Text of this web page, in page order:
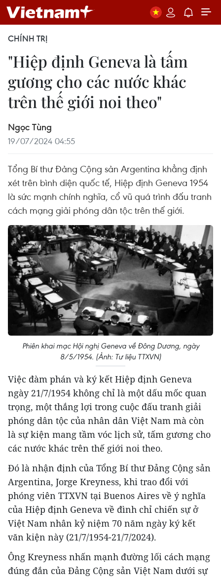
CHÍNH TRỊ
"Hiệp định Geneva là tấm
gương cho các nước khác
trên thế giới noi theo"
Ngọc Tùng
19/07/2024 04:55
Tổng Bí thư Đảng Cộng sản Argentina khẳng định
xét trên bình diện quốc tế, Hiệp định Geneva 1954
là sức mạnh chính nghĩa, cổ vũ quá trình đấu tranh
cách mạng giải phóng dân tộc trên thế giới.
Phiên khai mạc Hội nghị Geneva về Đông Dương, ngày
8/5/1954. (Ảnh: Tư liệu TTXVN)
Việc đàm phán và ký kết Hiệp định Geneva
ngày 21/7/1954 không chỉ là một dấu mốc quan
trọng, một thắng lợi trong cuộc đấu tranh giải
phóng dân tộc của nhân dân Việt Nam mà còn
là sự kiện mang tầm vóc lịch sử, tấm gương cho
các nước khác trên thế giới noi theo.
Đó là nhận định của Tổng Bí thư Đảng Cộng sản
Argentina, Jorge Kreyness, khi trao đổi với
phóng viên TTXVN tại Buenos Aires về ý nghĩa
của Hiệp định Geneva về đình chỉ chiến sự ở
Việt Nam nhân kỷ niệm 70 năm ngày ký kết
văn kiện này (21/7/1954-21/7/2024).
Ông Kreyness nhấn mạnh đường lối cách mạng
đúng đắn của Đảng Cộng sản Việt Nam dưới sự